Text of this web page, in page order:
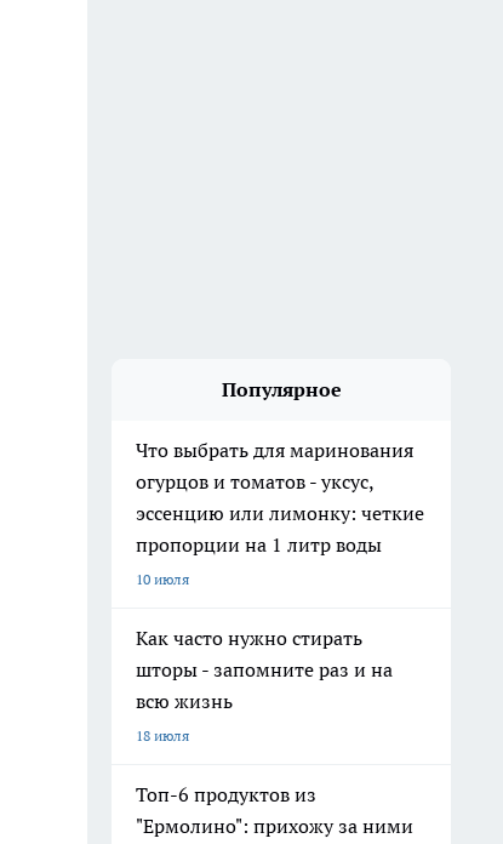
Популярное
Что выбрать для маринования
огурцов и томатов - уксус,
эссенцию или лимонку: четкие
пропорции на 1 литр воды
10 июля
Как часто нужно стирать
шторы - запомните раз и на
всю жизнь
18 июля
Топ-6 продуктов из
"Ермолино": прихожу за ними